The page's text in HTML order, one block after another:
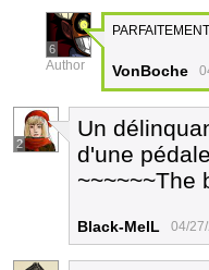
6
Author VonBoche
2
Un
d'une pédale
~~~~~~The
Black-MelL 04/